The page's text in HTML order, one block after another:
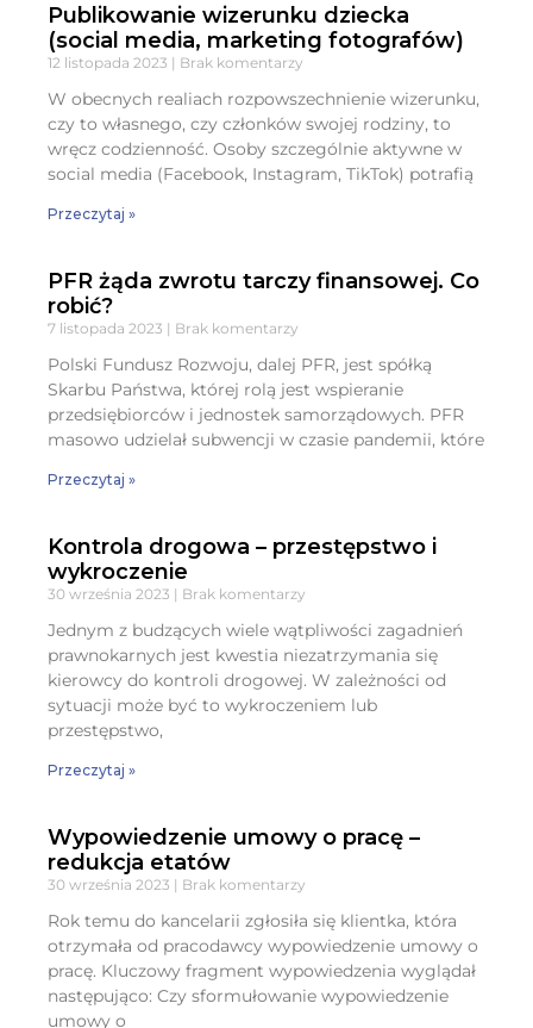
Publikowanie wizerunku dziecka
(social media, marketing fotografów)
12 listopada 2023 Brak komentarzy
W obecnych realiach rozpowszechnienie wizerunku,
czy to własnego, czy członków swojej rodziny, to
wręcz codzienność. Osoby szczególnie aktywne w
social media (Facebook, Instagram, TikTok) potrafią
Przeczytaj »
PFR żąda zwrotu tarczy finansowej. Co
robić?
7 listopada 2023 Brak komentarzy
Polski Fundusz Rozwoju, dalej PFR, jest spółką
Skarbu Państwa, której rolą jest wspieranie
przedsiębiorców i jednostek samorządowych. PFR
masowo udzielał subwencji w czasie pandemii, które
Przeczytaj »
Kontrola drogowa – przestępstwo i
wykroczenie
30 września 2023 Brak komentarzy
Jednym z budzących wiele wątpliwości zagadnień
prawnokarnych jest kwestia niezatrzymania się
kierowcy do kontroli drogowej. W zależności od
sytuacji może być to wykroczeniem lub
przestępstwo,
Przeczytaj »
Wypowiedzenie umowy o pracę –
redukcja etatów
30 września 2023 Brak komentarzy
Rok temu do kancelarii zgłosiła się klientka, która
otrzymała od pracodawcy wypowiedzenie umowy o
pracę. Kluczowy fragment wypowiedzenia wyglądał
następująco: Czy sformułowanie wypowiedzenie
umowy o